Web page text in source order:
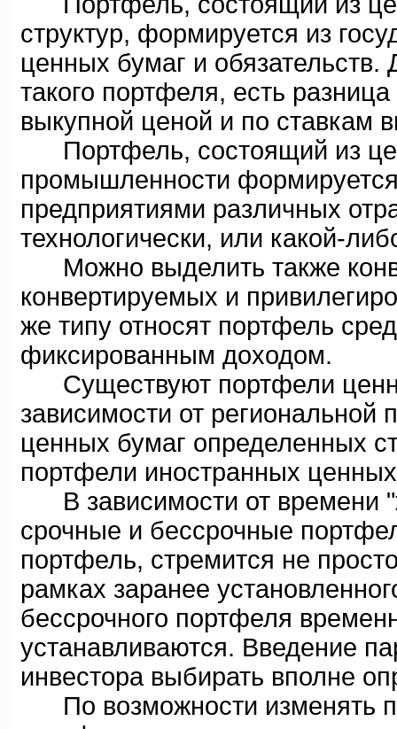
структур, формируется из
ценных бумаг и
такого портфеля, есть
выкупной ценой и по ставкам
Портфель, состоящий из
промышленности
предприятиями различных
технологически, или какой-
Можно выделить также
конвертируемых и
же типу относят портфель
фиксированным доxодом.
Существуют портфели
зависимости от
ценных бумаг определенных
портфели иностранных
В зависимости от времени
срочные и бессрочные
портфель, стремится не
рамках заранее
бессрочного портфеля
устанавливаются. Введение
инвестора выбирать вполне
По возможности изменять